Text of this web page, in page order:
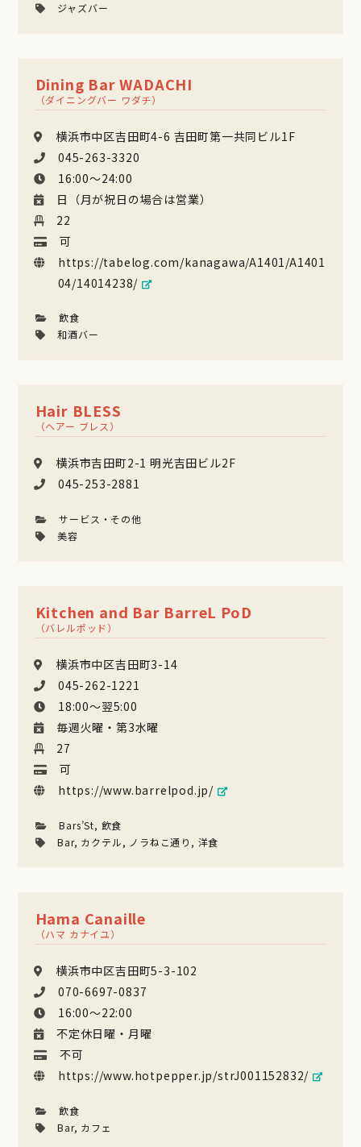
ジャズバー
Dining Bar WADACHI
（ダイニングバー ワダチ）
横浜市中区吉田町4-6 吉田町第一共同ビル1F
045-263-3320
16:00〜24:00
日（月が祝日の場合は営業）
22
可
https://tabelog.com/kanagawa/A1401/A1401
04/14014238/
飲食
和酒バー
Hair BLESS
（ヘアー ブレス）
横浜市吉田町2-1 明光吉田ビル2F
045-253-2881
サービス・その他
美容
Kitchen and Bar BarreL PoD
（バレルポッド）
横浜市中区吉田町3-14
045-262-1221
18:00〜翌5:00
毎週火曜・第3水曜
27
可
https://www.barrelpod.jp/
Bars’St, 飲食
Bar, カクテル, ノラねこ通り , 洋食
Hama Canaille
（ハマ カナイユ）
横浜市中区吉田町5-3-102
070-6697-0837
16:00〜22:00
不定休日曜・月曜
不可
https://www.hotpepper.jp/strJ001152832/
飲食
Bar, カフェ